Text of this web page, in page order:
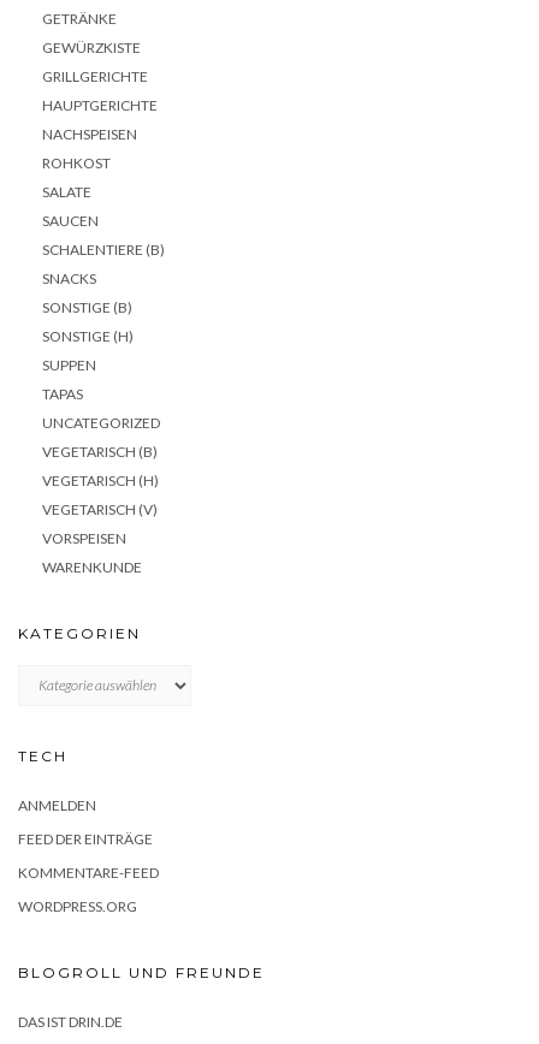
GETRÄNKE
GEWÜRZKISTE
GRILLGERICHTE
HAUPTGERICHTE
NACHSPEISEN
ROHKOST
SALATE
SAUCEN
SCHALENTIERE (B)
SNACKS
SONSTIGE (B)
SONSTIGE (H)
SUPPEN
TAPAS
UNCATEGORIZED
VEGETARISCH (B)
VEGETARISCH (H)
VEGETARISCH (V)
VORSPEISEN
WARENKUNDE
KATEGORIEN
TECH
ANMELDEN
FEED DER EINTRÄGE
KOMMENTARE-FEED
WORDPRESS.ORG
BLOGROLL UND FREUNDE
DAS IST DRIN.DE